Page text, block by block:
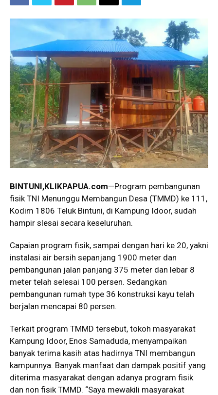
BINTUNI,KLIKPAPUA.com—Program pembangunan
fisik TNI Menunggu Membangun Desa (TMMD) ke 111,
Kodim 1806 Teluk Bintuni, di Kampung Idoor, sudah
hampir slesai secara keseluruhan.
Capaian program fisik, sampai dengan hari ke 20, yakni
instalasi air bersih sepanjang 1900 meter dan
pembangunan jalan panjang 375 meter dan lebar 8
meter telah selesai 100 persen. Sedangkan
pembangunan rumah type 36 konstruksi kayu telah
berjalan mencapai 80 persen.
Terkait program TMMD tersebut, tokoh masyarakat
Kampung Idoor, Enos Samaduda, menyampaikan
banyak terima kasih atas hadirnya TNI membangun
kampunnya. Banyak manfaat dan dampak positif yang
diterima masyarakat dengan adanya program fisik
dan non fisik TMMD. “Saya mewakili masyarakat